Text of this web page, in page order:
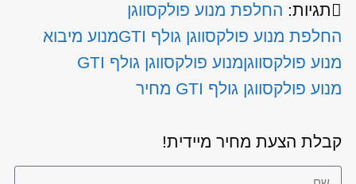
תגיות: החלפת מנוע פולקסווגן
החלפת מנוע פולקסווגן גולף GTI
מנוע מיבוא
מנוע פולקסווגןמנוע פולקסווגן גולף GTI
מנוע פולקסווגן גולף GTI מחיר
קבלת הצעת מחיר מיידית!